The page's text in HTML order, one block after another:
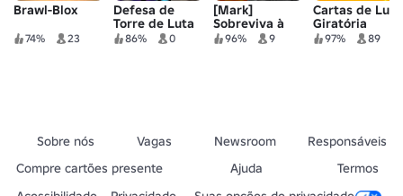
Brawl-Blox
74% 23
Defesa de
Torre de Luta
86% 0
[Mark]
Sobreviva à
lava para
96% 9
Cartas de Luta
Giratória
97% 89
Sobre nós Vagas Newsroom
Responsáveis
Compre cartões presente
Ajuda
Termos